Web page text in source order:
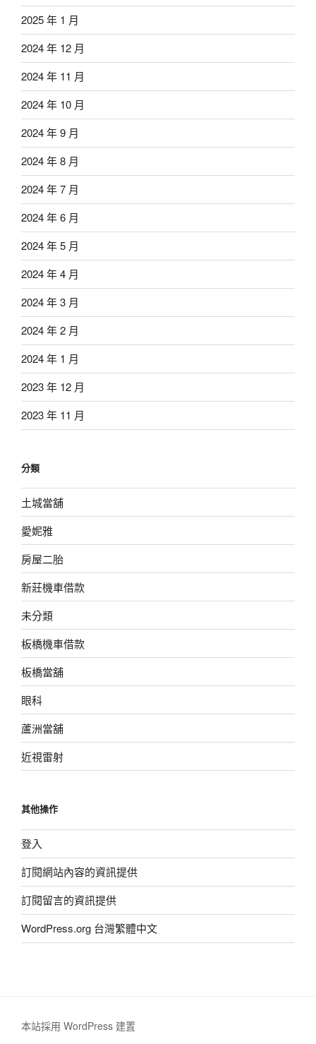
2025 年 1 月
2024 年 12 月
2024 年 11 月
2024 年 10 月
2024 年 9 月
2024 年 8 月
2024 年 7 月
2024 年 6 月
2024 年 5 月
2024 年 4 月
2024 年 3 月
2024 年 2 月
2024 年 1 月
2023 年 12 月
2023 年 11 月
分類
土城當舖
愛妮雅
房屋二胎
新莊機車借款
未分類
板橋機車借款
板橋當舖
眼科
蘆洲當舖
近視雷射
其他操作
登入
訂閱網站內容的資訊提供
訂閱留言的資訊提供
WordPress.org 台灣繁體中文
本站採用 WordPress 建置